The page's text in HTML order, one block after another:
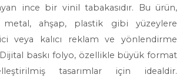
ince bir vinil tabakasıdır. Bu ürün,
ahşap, plastik gibi yüzeylere
veya kalıcı reklam ve yönlendirme
baskı folyo, özellikle büyük format
tasarımlar için idealdir.